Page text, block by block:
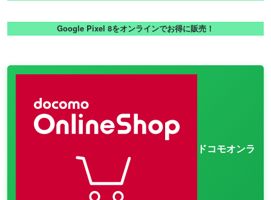
Google Pixel 8をオンラインでお得に販売！
ドコモオンラ